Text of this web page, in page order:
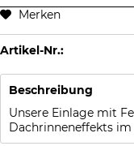
Merken
Artikel-Nr.:
Beschreibung
Unsere Einlage mit
Dachrinneneffekts im